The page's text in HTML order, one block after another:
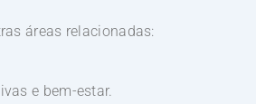
áreas relacionadas:
e bem-estar.